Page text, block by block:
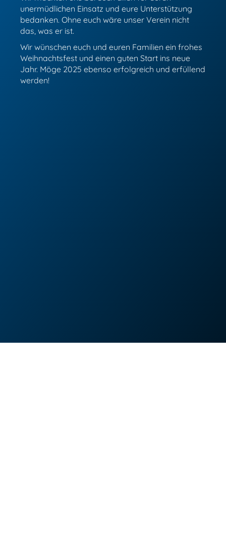
unermüdlichen Einsatz und eure Unterstützung
bedanken. Ohne euch wäre unser Verein nicht
das, was er ist.
Wir wünschen euch und euren Familien ein frohes
Weihnachtsfest und einen guten Start ins neue
Jahr. Möge 2025 ebenso erfolgreich und erfüllend
werden!